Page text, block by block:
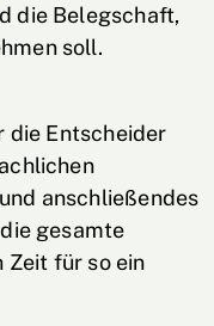
die Belegschaft,
soll.
die Entscheider
anschließendes
gesamte
Zeit für so ein